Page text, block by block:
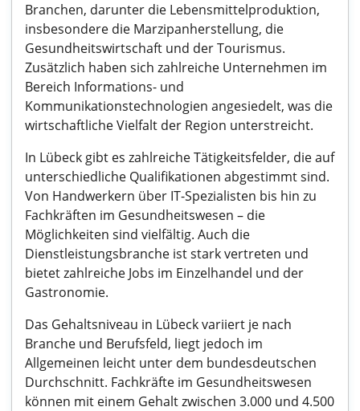
Branchen, darunter die Lebensmittelproduktion,
insbesondere die Marzipanherstellung, die
Gesundheitswirtschaft und der Tourismus.
Zusätzlich haben sich zahlreiche Unternehmen im
Bereich Informations- und
Kommunikationstechnologien angesiedelt, was die
wirtschaftliche Vielfalt der Region unterstreicht.
In Lübeck gibt es zahlreiche Tätigkeitsfelder, die auf
unterschiedliche Qualifikationen abgestimmt sind.
Von Handwerkern über IT-Spezialisten bis hin zu
Fachkräften im Gesundheitswesen – die
Möglichkeiten sind vielfältig. Auch die
Dienstleistungsbranche ist stark vertreten und
bietet zahlreiche Jobs im Einzelhandel und der
Gastronomie.
Das Gehaltsniveau in Lübeck variiert je nach
Branche und Berufsfeld, liegt jedoch im
Allgemeinen leicht unter dem bundesdeutschen
Durchschnitt. Fachkräfte im Gesundheitswesen
können mit einem Gehalt zwischen 3.000 und 4.500